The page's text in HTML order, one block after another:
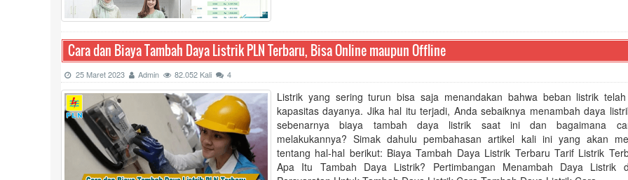
Cara dan Biaya Tambah Daya Listrik PLN Terbaru, Bisa Online maupun Offline
25 Maret 2023 Admin 82.052 Kali 4
Listrik yang sering turun bisa saja menandakan bahwa beban listrik
kapasitas dayanya. Jika hal itu terjadi, Anda sebaiknya menambah daya
sebenarnya biaya tambah daya listrik saat ini dan bagaimana
melakukannya? Simak dahulu pembahasan artikel kali ini yang akan
tentang hal-hal berikut: Biaya Tambah Daya Listrik Terbaru Tarif Listrik
Apa Itu Tambah Daya Listrik? Pertimbangan Menambah Daya Listrik